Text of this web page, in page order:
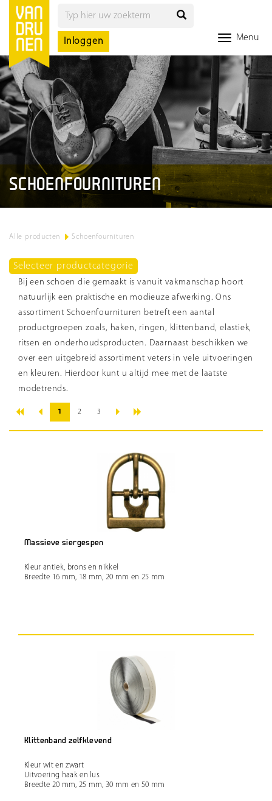
Menu
Inloggen
SCHOENFOURNITUREN
Alle producten > Schoenfournituren
Selecteer productcategorie
Bij een schoen die gemaakt is vanuit vakmanschap hoort
natuurlijk een praktische en modieuze afwerking. Ons
assortiment Schoenfournituren betreft een aantal
productgroepen zoals, haken, ringen, klittenband, elastiek,
ritsen en onderhoudsproducten. Daarnaast beschikken we
over een uitgebreid assortiment veters in vele uitvoeringen
en kleuren. Hierdoor kunt u altijd mee met de laatste
modetrends.
« ‹ 1 2 3 › »
Massieve siergespen
Kleur antiek, brons en nikkel
Breedte 16 mm, 18 mm, 20 mm en 25 mm
Klittenband zelfklevend
Kleur wit en zwart
Uitvoering haak en lus
Breedte 20 mm, 25 mm, 30 mm en 50 mm